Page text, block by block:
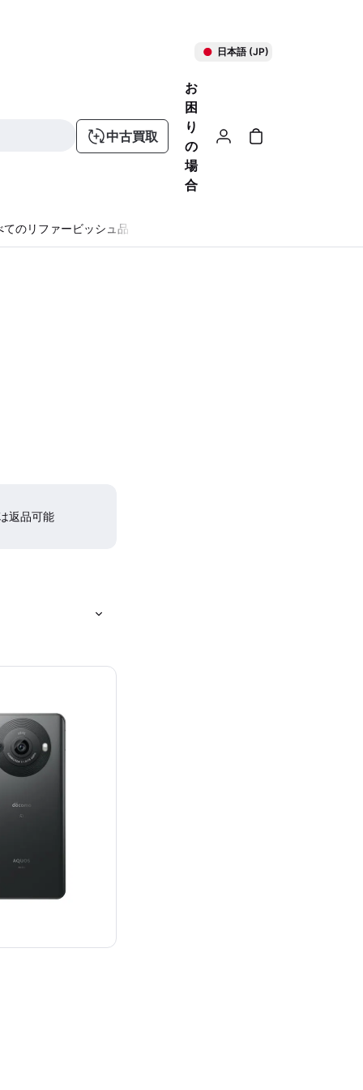
日本語 (JP)
中古買取
お
困
り
の
場
合
てのリファービッシュ品
返品可能